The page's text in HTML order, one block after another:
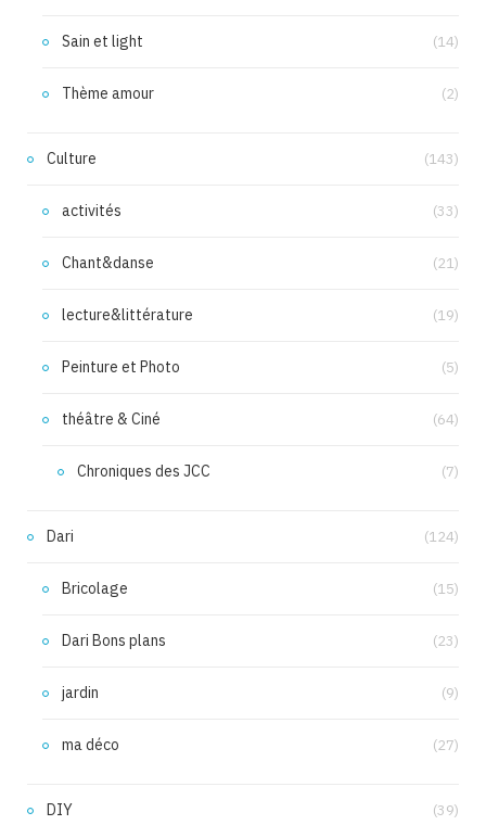
Sain et light (14)
Thème amour (2)
Culture (143)
activités (33)
Chant&danse (21)
lecture&littérature (19)
Peinture et Photo (5)
théâtre & Ciné (64)
Chroniques des JCC (7)
Dari (124)
Bricolage (15)
Dari Bons plans (23)
jardin (9)
ma déco (27)
DIY (39)